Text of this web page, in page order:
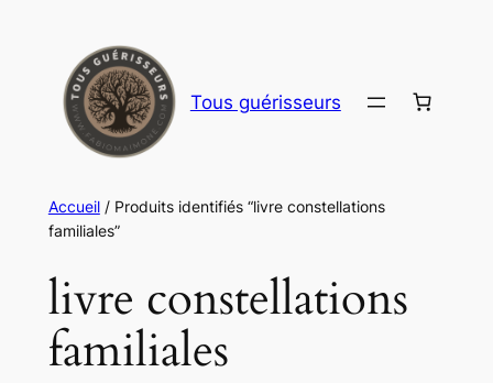
contenu
Tous guérisseurs
Accueil/ Produits identifiés “livre constellations
familiales”
livre constellations
familiales